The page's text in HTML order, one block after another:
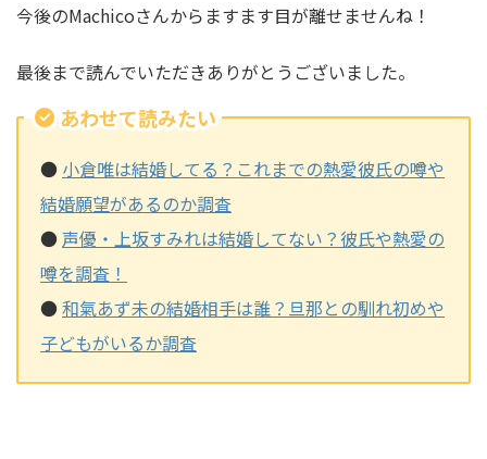
今後のMachicoさんからますます目が離せませんね！
最後まで読んでいただきありがとうございました。
あわせて読みたい
● 小倉唯は結婚してる？これまでの熱愛彼氏の噂や
結婚願望があるのか調査
●声優・上坂すみれは結婚してない？彼氏や熱愛の
噂を調査！
●和氣あず未の結婚相手は誰？旦那との馴れ初めや
子どもがいるか調査